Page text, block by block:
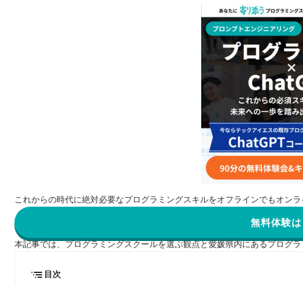
これからの時代に絶対必要なプログラミングスキルをオフラインでもオン
無料体験は
本記事では、プログラミングスクールを選ぶ観点と愛媛県内にあるプログラ
目次